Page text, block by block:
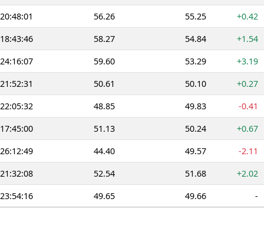
20:48:01 56.26 55.25
+0.42
18:43:46 58.27 54.84
+1.54
24:16:07 59.60 53.29
+3.19
21:52:31 50.61 50.10
+0.27
22:05:32 48.85 49.83
-0.41
17:45:00 51.13 50.24
+0.67
26:12:49 44.40 49.57
-2.11
21:32:08 52.54 51.68
+2.02
23:54:16 49.65 49.66 -